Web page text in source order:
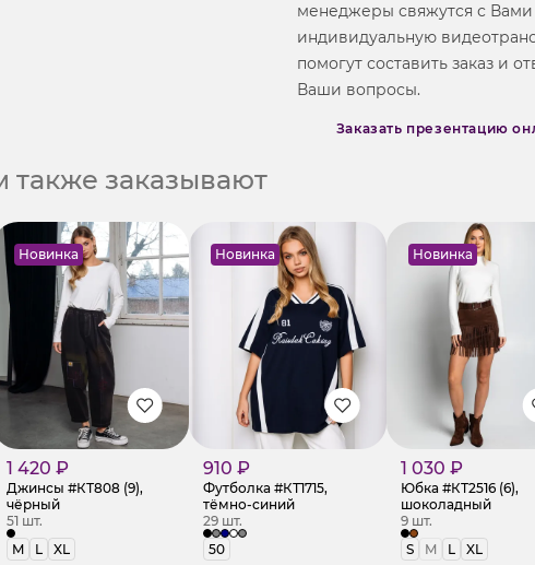
менеджеры свяжутся с
индивидуальную
помогут составить заказ и
Ваши вопросы.
Заказать презентацию
также заказывают
Новинка
1 420 ₽
Джинсы #КТ808 (9),
чёрный
51 шт.
M
L XL
Новинка
910 ₽
Футболка #КТ1715,
тёмно-синий
29 шт.
50
Новинка
1 030 ₽
Юбка #КТ2516 (6),
шоколадный
9 шт.
S
M L XL